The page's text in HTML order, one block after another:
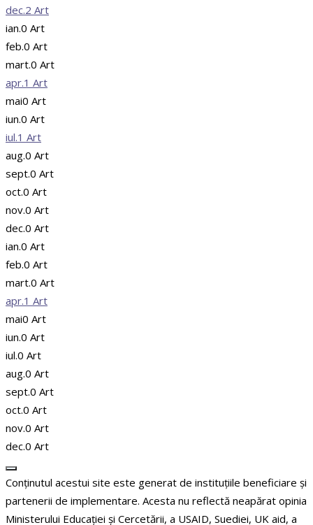
dec.2 Art
ian.0 Art
feb.0 Art
mart.0 Art
apr.1 Art
mai0 Art
iun.0 Art
iul.1 Art
aug.0 Art
sept.0 Art
oct.0 Art
nov.0 Art
dec.0 Art
ian.0 Art
feb.0 Art
mart.0 Art
apr.1 Art
mai0 Art
iun.0 Art
iul.0 Art
aug.0 Art
sept.0 Art
oct.0 Art
nov.0 Art
dec.0 Art
Conținutul acestui site este generat de instituțiile beneficiare și
partenerii de implementare. Acesta nu reflectă neapărat opinia
Ministerului Educației și Cercetării, a USAID, Suediei, UK aid, a